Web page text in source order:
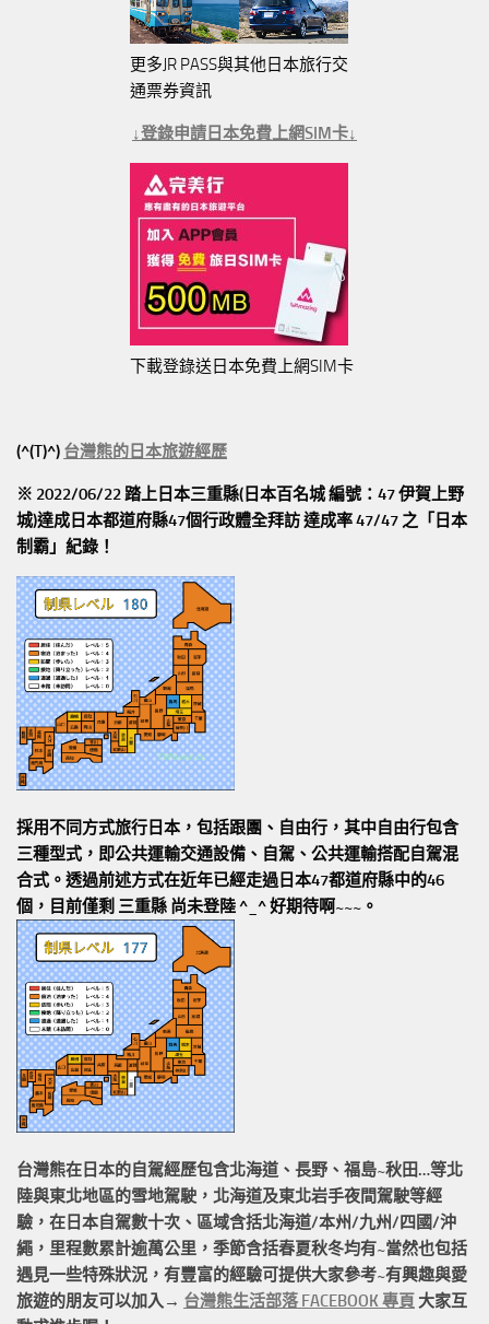
更多JR PASS與其他日本旅行交
通票券資訊
↓登錄申請日本免費上網SIM卡↓
下載登錄送日本免費上網SIM卡
(^(T)^) 台灣熊的日本旅遊經歷
※ 2022/06/22 踏上日本三重縣(日本百名城 編號：47 伊賀上野
城)達成日本都道府縣47個行政體全拜訪達成率 47/47 之「日本
制霸」紀錄！
採用不同方式旅行日本，包括跟團、自由行，其中自由行包含
三種型式，即公共運輸交通設備、自駕、公共運輸搭配自駕混
合式。透過前述方式在近年已經走過日本47都道府縣中的46
個，目前僅剩 三重縣 尚未登陸 ^_^ 好期待啊~~~。
台灣熊在日本的自駕經歷包含北海道、長野、福島~秋田…等北
陸與東北地區的雪地駕駛 ，北海道及東北岩手夜間駕駛等經
驗，在日本自駕數十次、區域含括北海道/本州/九州/四國/沖
繩， 里程數累計逾萬公里 ，季節含括春夏秋冬均有~當然也包括
遇見一些特殊狀況，有豐富的經驗可提供大家參考~有興趣與愛
旅遊的朋友可以加入→ 台灣熊生活部落 FACEBOOK 專頁 大家互